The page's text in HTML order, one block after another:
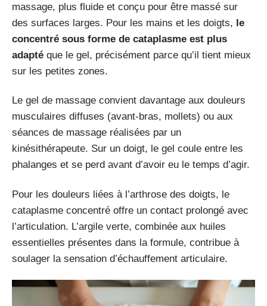
massage, plus fluide et conçu pour être massé sur
des surfaces larges. Pour les mains et les doigts, le
concentré sous forme de cataplasme est plus
adapté que le gel, précisément parce qu’il tient mieux
sur les petites zones.
Le gel de massage convient davantage aux douleurs
musculaires diffuses (avant-bras, mollets) ou aux
séances de massage réalisées par un
kinésithérapeute. Sur un doigt, le gel coule entre les
phalanges et se perd avant d’avoir eu le temps d’agir.
Pour les douleurs liées à l’arthrose des doigts, le
cataplasme concentré offre un contact prolongé avec
l’articulation. L’argile verte, combinée aux huiles
essentielles présentes dans la formule, contribue à
soulager la sensation d’échauffement articulaire.